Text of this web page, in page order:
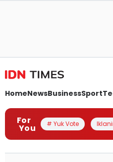
HomeNewsBusinessSport
For
You # Yuk Vote